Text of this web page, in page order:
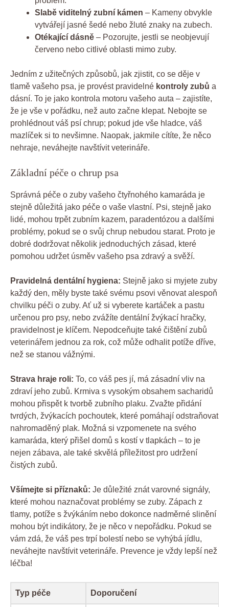
Slabě viditelný zubní kámen – Kameny obvykle
vytvářejí jasné šedé nebo žluté znaky na zubech.
Otékající dásně – Pozorujte, jestli se neobjevují
červeno nebo citlivé oblasti mimo zuby.
Jedním z užitečných způsobů, jak zjistit, co se děje v
tlamě vašeho psa, je provést pravidelné kontroly zubů a
dásní. To je jako kontrola motoru vašeho auta – zajistíte,
že je vše v pořádku, než auto začne klepat. Nebojte se
prohlédnout váš psí chrup; pokud jde vše hladce, váš
mazlíček si to nevšimne. Naopak, jakmile cítíte, že něco
nehraje, neváhejte navštívit veterináře.
Základní péče o chrup psa
Správná péče o zuby vašeho čtyřnohého kamaráda je
stejně důležitá jako péče o vaše vlastní. Psi, stejně jako
lidé, mohou trpět zubním kazem, paradentózou a dalšími
problémy, pokud se o svůj chrup nebudou starat. Proto je
dobré dodržovat několik jednoduchých zásad, které
pomohou udržet úsměv vašeho psa zdravý a svěží.
Pravidelná dentální hygiena: Stejně jako si myjete zuby
každý den, měly byste také svému psovi věnovat alespoň
chvilku péči o zuby. Ať už si vyberete kartáček a pastu
určenou pro psy, nebo zvážíte dentální žvýkací hračky,
pravidelnost je klíčem. Nepodceňujte také čištění zubů
veterinářem jednou za rok, což může odhalit potíže dříve,
než se stanou vážnými.
Strava hraje roli: To, co váš pes jí, má zásadní vliv na
zdraví jeho zubů. Krmiva s vysokým obsahem sacharidů
mohou přispět k tvorbě zubního plaku. Zvažte přidání
tvrdých, žvýkacích pochoutek, které pomáhají odstraňovat
nahromaděný plak. Možná si vzpomenete na svého
kamaráda, který přišel domů s kostí v tlapkách – to je
nejen zábava, ale také skvělá příležitost pro udržení
čistých zubů.
Všímejte si příznaků: Je důležité znát varovné signály,
které mohou naznačovat problémy se zuby. Zápach z
tlamy, potíže s žvýkáním nebo dokonce nadměrné slinění
mohou být indikátory, že je něco v nepořádku. Pokud se
vám zdá, že váš pes trpí bolestí nebo se vyhýbá jídlu,
neváhejte navštívit veterináře. Prevence je vždy lepší než
léčba!
Typ péče Doporučení